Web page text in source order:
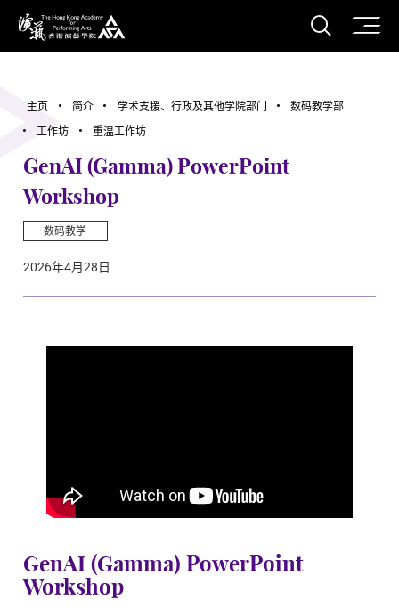
香港演艺学院
打开
主页 简介 学术支援、行政及其他学院部门
数码教学部
工作坊
重温工作坊
GenAI (Gamma) PowerPoint
Workshop
数码教学
2026年4月28日
GenAI (Gamma) PowerPoint
Workshop